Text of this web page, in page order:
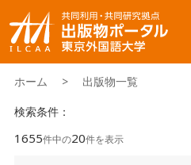
ホーム > 出版物一覧
検索条件：
1655件中の20件を表示